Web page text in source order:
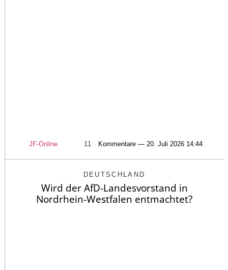
JF-Online 11 Kommentare — 20. Juli 2026 14:44
DEUTSCHLAND
Wird der AfD-Landesvorstand in
Nordrhein-Westfalen entmachtet?